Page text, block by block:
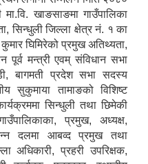
खाङसाङमा गाउँपालिका
सिन्धुली जिल्ला क्षेत्र नं. १ का
घिमिरेको प्रमुख अतिथ्यता,
पूर्व मन्त्री एवम् संविधान सभा
बागमती प्रदेश सभा सदस्य
सुकुमाया तामाङको विशिष्ट
सिन्धुली तथा छिमेकी
प्रमुख, अध्यक्ष,
दलमा आबव्द प्रमुख तथा
अधिकारी, प्रहरी उपरिक्षक,